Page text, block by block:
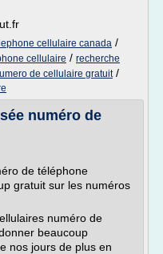
cellulaire canada /
cellulaire / recherche
de cellulaire gratuit/
numéro de
de téléphone
gratuit sur les numéros
numéro de
beaucoup
nos jours de plus en